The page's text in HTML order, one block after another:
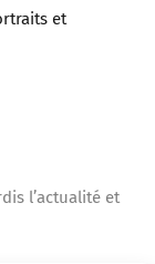
et
l’actualité et